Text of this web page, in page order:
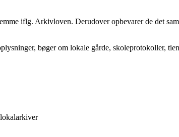
iflg. Arkivloven. Derudover opbevarer de det
bøger om lokale gårde, skoleprotokoller,